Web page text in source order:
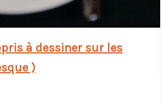
à dessiner sur les
)